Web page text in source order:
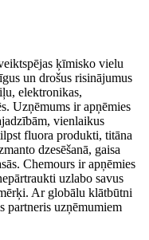
ķīmisko vielu
un drošus risinājumus
elektronikas,
Uzņēmums ir apņēmies
vienlaikus
fluora produkti, titāna
dzesēšanā, gaisa
Chemours ir apņēmies
uzlabo savus
Ar globālu klātbūtni
partneris uzņēmumiem